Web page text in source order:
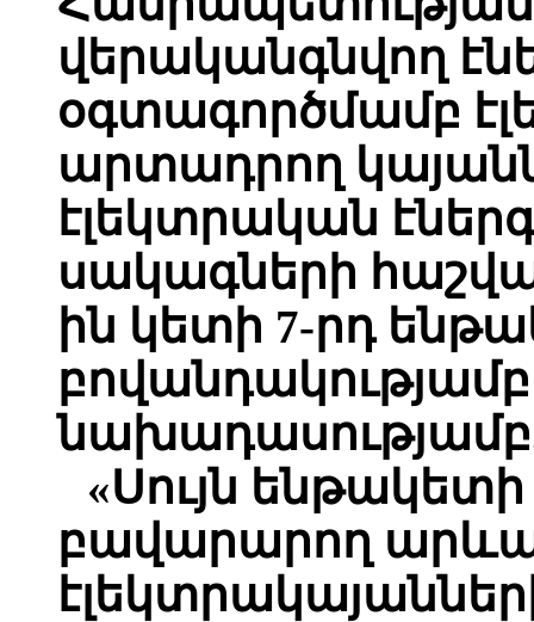
վերականգնվող
օգտագործմամբ
արտադրող
էլեկտրական
սակագների
ին կետի 7-րդ
«Սույն
բավարարող